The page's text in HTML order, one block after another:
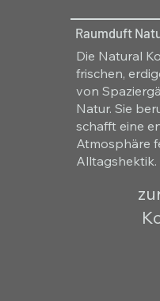
Raumduft
Die Natural
frischen,
von
Natur. Sie
schafft eine
Atmosphäre
Alltagshektik.